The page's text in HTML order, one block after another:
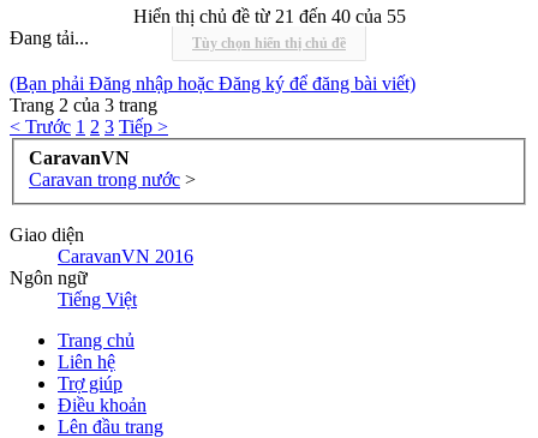
Hiển thị chủ đề từ 21 đến 40 của 55
Tùy chọn hiển thị chủ đề
Đang tải...
(Bạn phải Đăng nhập hoặc Đăng ký để đăng bài viết)
Trang 2 của 3 trang
< Trước 1 2 3 Tiếp >
CaravanVN
Caravan trong nước >
Giao diện
CaravanVN 2016
Ngôn ngữ
Tiếng Việt
Trang chủ
Liên hệ
Trợ giúp
Điều khoản
Lên đầu trang